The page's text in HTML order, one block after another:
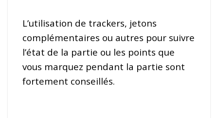
L’utilisation de trackers, jetons
complémentaires ou autres pour suivre
l’état de la partie ou les points que
vous marquez pendant la partie sont
fortement conseillés.